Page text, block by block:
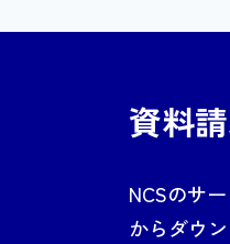
資料
NCSのサ
からダウ